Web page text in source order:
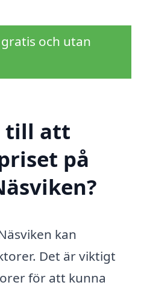
och utan
till att
på
kan
Det är viktigt
för att kunna